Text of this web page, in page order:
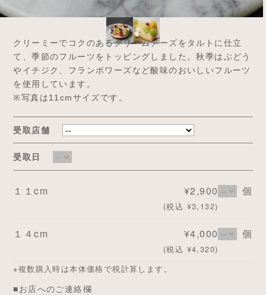
クリーミーでコクのあるクリームチーズをタルトに仕立
て、季節のフルーツをトッピングしました。秋季はぶどう
やイチジク、フランボワーズなど酸味のおいしいフルーツ
を使用しています。
※写真は11cmサイズです。
受取店舗
受取日
１１cm ¥2,900
(税込 ¥3,132)
個
１４cm ¥4,000
(税込 ¥4,320)
個
※複数購入時は本体価格で税計算します。
■お店へのご連絡欄